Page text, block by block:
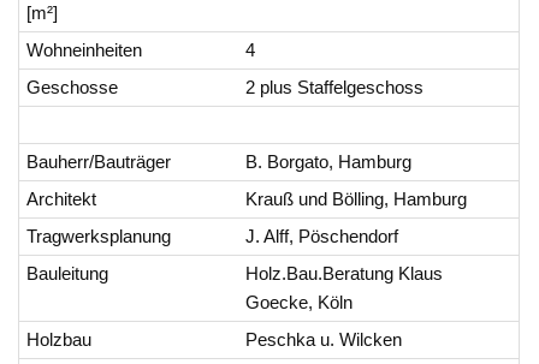
[m²]
Wohneinheiten
4
Geschosse
2 plus Staffelgeschoss
Bauherr/Bauträger
B. Borgato, Hamburg
Architekt
Krauß und Bölling, Hamburg
Tragwerksplanung
J. Alff, Pöschendorf
Bauleitung
Holz.Bau.Beratung Klaus
Goecke, Köln
Holzbau
Peschka u. Wilcken